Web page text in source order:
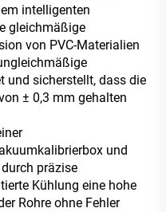
intelligenten
gleichmäßige
von PVC-Materialien
und sicherstellt, dass die
± 0,3 mm gehalten
und
präzise
Kühlung eine hohe
Rohre ohne Fehler